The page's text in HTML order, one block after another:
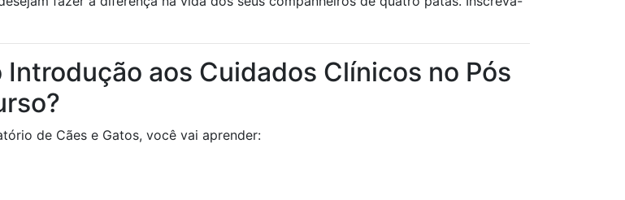
aos Cuidados Clínicos no Pós
de Cães e Gatos, você vai aprender: